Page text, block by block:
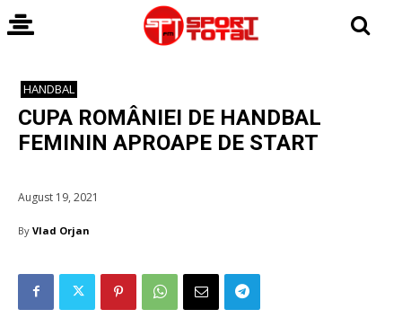
HANDBAL
CUPA ROMÂNIEI DE HANDBAL
FEMININ APROAPE DE START
August 19, 2021
By Vlad Orjan